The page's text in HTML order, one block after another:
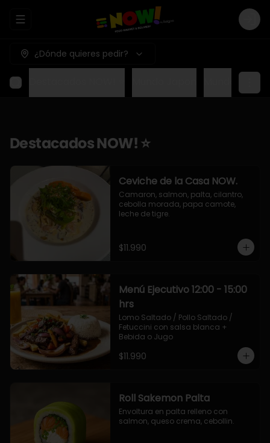
Abrir menu de navegación Login
¿Dónde quieres pedir?
Destacados NOW! ⭐
Ceviche de la Casa NOW.
Camaron, salmon, palta, cilantro,
cebolla morada, papa camote,
leche de tigre.
$11.990
Menú Ejecutivo 12:00 - 15:00
hrs
Lomo Saltado / Pollo Saltado /
Fetuccini con salsa blanca +
Bebida o Jugo
$11.990
Roll Sakemon Palta
Envoltura en palta relleno con
salmon, queso crema, cebollin.